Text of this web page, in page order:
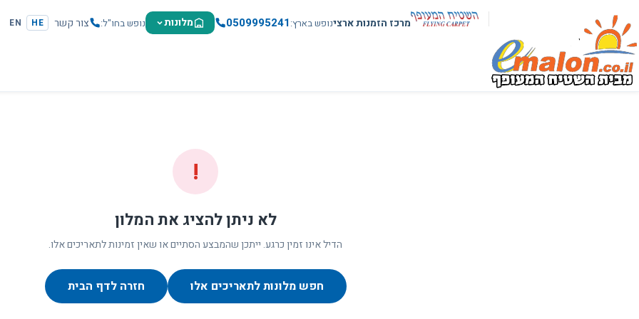
מרכז הזמנות ארצינופש בארץ 0509995241 מלונות נופש בחו"ל צור קשר HE
EN
!
לא ניתן להציג את המלון
הדיל אינו זמין כרגע. ייתכן שהמבצע הסתיים או שאין זמינות לתאריכים אלו.
חפש מלונות לתאריכים אלו חזרה לדף הבית